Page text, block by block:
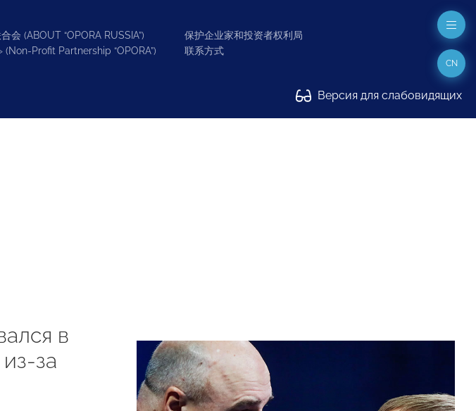
会 (ABOUT “OPORA RUSSIA”)
Profit Partnership “OPORA”)
保护企业家和投资者权利局
联系方式
Версия для слабовидящих
CN
в
за